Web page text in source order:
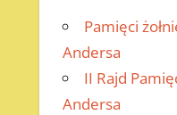
Pamięci
Andersa
II Rajd
Andersa